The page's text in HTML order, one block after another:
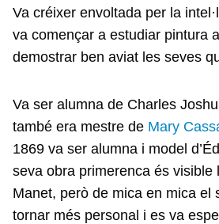
Va créixer envoltada per la
va començar a estudiar pintura
demostrar ben aviat les seves
Va ser alumna de Charles
també era mestre de Mary
1869 va ser alumna i model
seva obra primerenca és visible
Manet, però de mica en mica el
tornar més personal i es va